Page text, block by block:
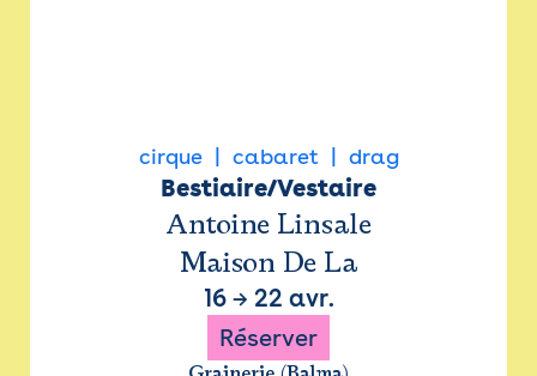
cirque cabaret drag
Bestiaire/Vestaire
Antoine Linsale
Maison De La
16→ 22 avr.
Réserver